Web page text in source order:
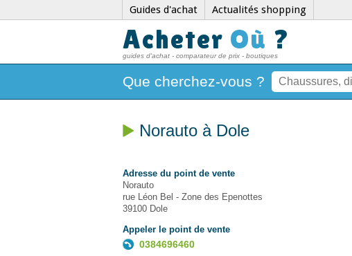
Guides d'achat Actualités shopping
Acheter Où ?
guides d'achat - comparateur de prix - boutiques
Que cherchez-vous ?
Norauto à Dole
Adresse du point de vente
Norauto
rue Léon Bel - Zone des Epenottes
39100 Dole
Appeler le point de vente
0384696460